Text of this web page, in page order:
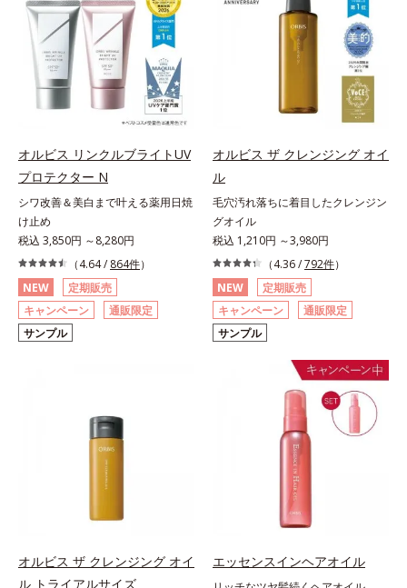
オルビス リンクルブライトUV
プロテクター N
シワ改善＆美白まで叶える薬用日焼
け止め
税込 3,850円 ～8,280円
（4.64 / 864件）
NEW
定期販売
キャンペーン
通販限定
サンプル
オルビス ザ クレンジング オイ
ル
毛穴汚れ落ちに着目したクレンジン
グオイル
税込 1,210円 ～3,980円
（4.36 /792件）
NEW
定期販売
キャンペーン
通販限定
サンプル
オルビス ザ クレンジング オイ
ル トライアルサイズ
エッセンスインヘアオイル